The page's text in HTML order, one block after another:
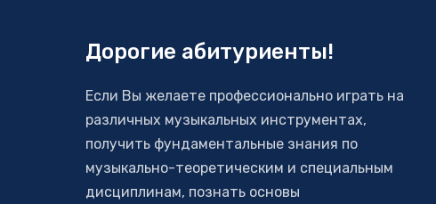
Дорогие абитуриенты!
Если Вы желаете профессионально играть на
различных музыкальных инструментах,
получить фундаментальные знания по
музыкально-теоретическим и специальным
дисциплинам, познать основы